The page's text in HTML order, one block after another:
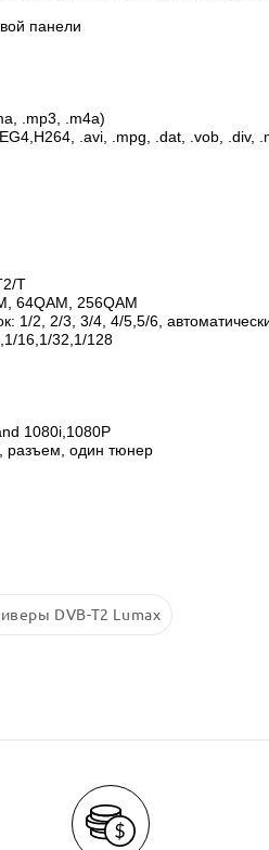
панели
.mp3, .m4a)
.avi, .mpg, .dat, .vob, .div,
T
64QAM, 256QAM
1/2, 2/3, 3/4, 4/5,5/6,
16,1/32,1/128
1080i,1080P
разъем, один тюнер
DVB-T2 Lumax